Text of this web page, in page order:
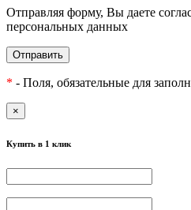
Отправляя форму, Вы даете
персональных данных
Отправить
* - Поля, обязательные для
×
Купить в 1 клик